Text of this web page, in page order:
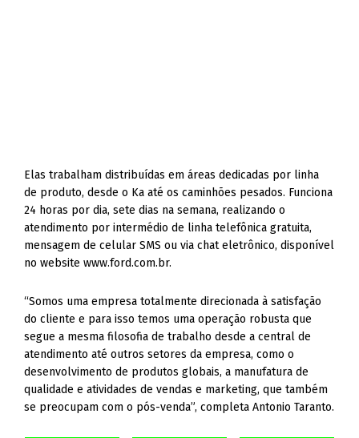
Elas trabalham distribuídas em áreas dedicadas por linha
de produto, desde o Ka até os caminhões pesados. Funciona
24 horas por dia, sete dias na semana, realizando o
atendimento por intermédio de linha telefônica gratuita,
mensagem de celular SMS ou via chat eletrônico, disponível
no website www.ford.com.br.
“Somos uma empresa totalmente direcionada à satisfação
do cliente e para isso temos uma operação robusta que
segue a mesma filosofia de trabalho desde a central de
atendimento até outros setores da empresa, como o
desenvolvimento de produtos globais, a manufatura de
qualidade e atividades de vendas e marketing, que também
se preocupam com o pós-venda”, completa Antonio Taranto.